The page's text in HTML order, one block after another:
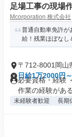
足場工事の現場
Mcorporation 株式会社
普通自動車免許が
給！残業ほぼなし
〒712-8001岡山
日給1万2000円
必要資格・経験
作業の経験がある
未経験者歓迎 長期